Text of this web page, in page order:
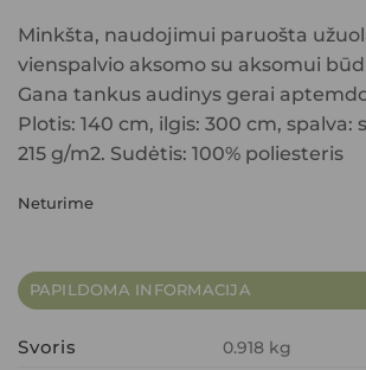
Minkšta, naudojimui paruošta
vienspalvio aksomo su aksomui
Gana tankus audinys gerai
Plotis: 140 cm, ilgis: 300 cm, spalva:
215 g/m2. Sudėtis: 100% poliesteris
Neturime
PAPILDOMA INFORMACIJA
Svoris 0.918 kg